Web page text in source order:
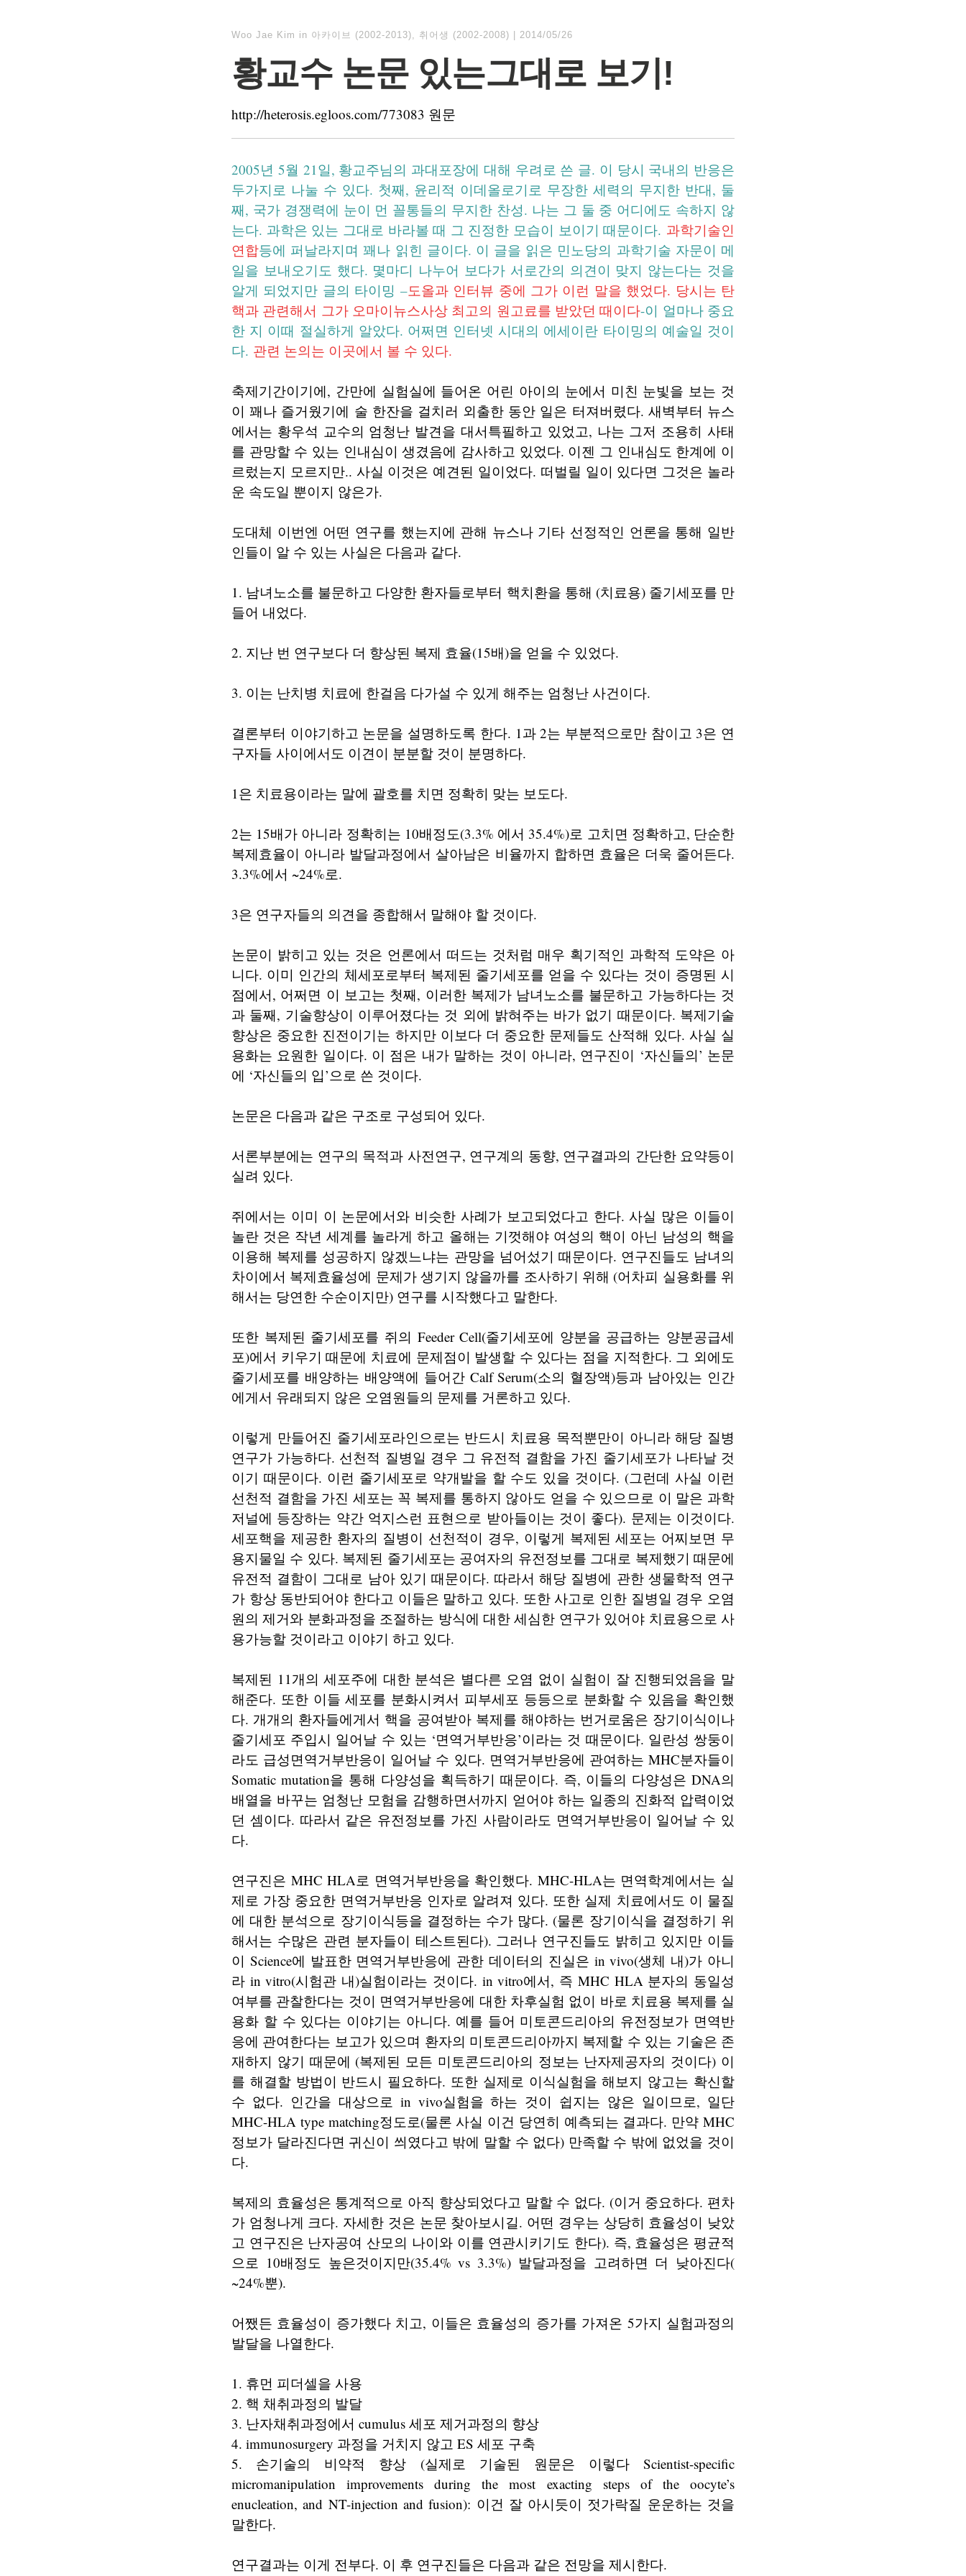
Woo Jae Kim in 아카이브 (2002-2013), 취어생 (2002-2008) 2014/05/26
황교수 논문 있는그대로 보기!
http://heterosis.egloos.com/773083 원문
2005년 5월 21일, 황교주님의 과대포장에 대해 우려로 쓴 글. 이 당시 국내의 반응은
두가지로 나눌 수 있다. 첫째, 윤리적 이데올로기로 무장한 세력의 무지한 반대, 둘
째, 국가 경쟁력에 눈이 먼 꼴통들의 무지한 찬성. 나는 그 둘 중 어디에도 속하지 않
는다. 과학은 있는 그대로 바라볼 때 그 진정한 모습이 보이기 때문이다. 과학기술인
연합등에 퍼날라지며 꽤나 읽힌 글이다. 이 글을 읽은 민노당의 과학기술 자문이 메
일을 보내오기도 했다. 몇마디 나누어 보다가 서로간의 의견이 맞지 않는다는 것을
알게 되었지만 글의 타이밍 –도올과 인터뷰 중에 그가 이런 말을 했었다. 당시는 탄
핵과 관련해서 그가 오마이뉴스사상 최고의 원고료를 받았던 때이다-이 얼마나 중요
한 지 이때 절실하게 알았다. 어쩌면 인터넷 시대의 에세이란 타이밍의 예술일 것이
다. 관련 논의는 이곳에서 볼 수 있다.
축제기간이기에, 간만에 실험실에 들어온 어린 아이의 눈에서 미친 눈빛을 보는 것
이 꽤나 즐거웠기에 술 한잔을 걸치러 외출한 동안 일은 터져버렸다. 새벽부터 뉴스
에서는 황우석 교수의 엄청난 발견을 대서특필하고 있었고, 나는 그저 조용히 사태
를 관망할 수 있는 인내심이 생겼음에 감사하고 있었다. 이젠 그 인내심도 한계에 이
르렀는지 모르지만.. 사실 이것은 예견된 일이었다. 떠벌릴 일이 있다면 그것은 놀라
운 속도일 뿐이지 않은가.
도대체 이번엔 어떤 연구를 했는지에 관해 뉴스나 기타 선정적인 언론을 통해 일반
인들이 알 수 있는 사실은 다음과 같다.
1. 남녀노소를 불문하고 다양한 환자들로부터 핵치환을 통해 (치료용) 줄기세포를 만
들어 내었다.
2. 지난 번 연구보다 더 향상된 복제 효율(15배)을 얻을 수 있었다.
3. 이는 난치병 치료에 한걸음 다가설 수 있게 해주는 엄청난 사건이다.
결론부터 이야기하고 논문을 설명하도록 한다. 1과 2는 부분적으로만 참이고 3은 연
구자들 사이에서도 이견이 분분할 것이 분명하다.
1은 치료용이라는 말에 괄호를 치면 정확히 맞는 보도다.
2는 15배가 아니라 정확히는 10배정도(3.3% 에서 35.4%)로 고치면 정확하고, 단순한
복제효율이 아니라 발달과정에서 살아남은 비율까지 합하면 효율은 더욱 줄어든다.
3.3%에서 ~24%로.
3은 연구자들의 의견을 종합해서 말해야 할 것이다.
논문이 밝히고 있는 것은 언론에서 떠드는 것처럼 매우 획기적인 과학적 도약은 아
니다. 이미 인간의 체세포로부터 복제된 줄기세포를 얻을 수 있다는 것이 증명된 시
점에서, 어쩌면 이 보고는 첫째, 이러한 복제가 남녀노소를 불문하고 가능하다는 것
과 둘째, 기술향상이 이루어졌다는 것 외에 밝혀주는 바가 없기 때문이다. 복제기술
향상은 중요한 진전이기는 하지만 이보다 더 중요한 문제들도 산적해 있다. 사실 실
용화는 요원한 일이다. 이 점은 내가 말하는 것이 아니라, 연구진이 ‘자신들의’ 논문
에 ‘자신들의 입’으로 쓴 것이다.
논문은 다음과 같은 구조로 구성되어 있다.
서론부분에는 연구의 목적과 사전연구, 연구계의 동향, 연구결과의 간단한 요약등이
실려 있다.
쥐에서는 이미 이 논문에서와 비슷한 사례가 보고되었다고 한다. 사실 많은 이들이
놀란 것은 작년 세계를 놀라게 하고 올해는 기껏해야 여성의 핵이 아닌 남성의 핵을
이용해 복제를 성공하지 않겠느냐는 관망을 넘어섰기 때문이다. 연구진들도 남녀의
차이에서 복제효율성에 문제가 생기지 않을까를 조사하기 위해 (어차피 실용화를 위
해서는 당연한 수순이지만) 연구를 시작했다고 말한다.
또한 복제된 줄기세포를 쥐의 Feeder Cell(줄기세포에 양분을 공급하는 양분공급세
포)에서 키우기 때문에 치료에 문제점이 발생할 수 있다는 점을 지적한다. 그 외에도
줄기세포를 배양하는 배양액에 들어간 Calf Serum(소의 혈장액)등과 남아있는 인간
에게서 유래되지 않은 오염원들의 문제를 거론하고 있다.
이렇게 만들어진 줄기세포라인으로는 반드시 치료용 목적뿐만이 아니라 해당 질병
연구가 가능하다. 선천적 질병일 경우 그 유전적 결함을 가진 줄기세포가 나타날 것
이기 때문이다. 이런 줄기세포로 약개발을 할 수도 있을 것이다. (그런데 사실 이런
선천적 결함을 가진 세포는 꼭 복제를 통하지 않아도 얻을 수 있으므로 이 말은 과학
저널에 등장하는 약간 억지스런 표현으로 받아들이는 것이 좋다). 문제는 이것이다.
세포핵을 제공한 환자의 질병이 선천적이 경우, 이렇게 복제된 세포는 어찌보면 무
용지물일 수 있다. 복제된 줄기세포는 공여자의 유전정보를 그대로 복제했기 때문에
유전적 결함이 그대로 남아 있기 때문이다. 따라서 해당 질병에 관한 생물학적 연구
가 항상 동반되어야 한다고 이들은 말하고 있다. 또한 사고로 인한 질병일 경우 오염
원의 제거와 분화과정을 조절하는 방식에 대한 세심한 연구가 있어야 치료용으로 사
용가능할 것이라고 이야기 하고 있다.
복제된 11개의 세포주에 대한 분석은 별다른 오염 없이 실험이 잘 진행되었음을 말
해준다. 또한 이들 세포를 분화시켜서 피부세포 등등으로 분화할 수 있음을 확인했
다. 개개의 환자들에게서 핵을 공여받아 복제를 해야하는 번거로움은 장기이식이나
줄기세포 주입시 일어날 수 있는 ‘면역거부반응’이라는 것 때문이다. 일란성 쌍둥이
라도 급성면역거부반응이 일어날 수 있다. 면역거부반응에 관여하는 MHC분자들이
Somatic mutation을 통해 다양성을 획득하기 때문이다. 즉, 이들의 다양성은 DNA의
배열을 바꾸는 엄청난 모험을 감행하면서까지 얻어야 하는 일종의 진화적 압력이었
던 셈이다. 따라서 같은 유전정보를 가진 사람이라도 면역거부반응이 일어날 수 있
다.
연구진은 MHC HLA로 면역거부반응을 확인했다. MHC-HLA는 면역학계에서는 실
제로 가장 중요한 면역거부반응 인자로 알려져 있다. 또한 실제 치료에서도 이 물질
에 대한 분석으로 장기이식등을 결정하는 수가 많다. (물론 장기이식을 결정하기 위
해서는 수많은 관련 분자들이 테스트된다). 그러나 연구진들도 밝히고 있지만 이들
이 Science에 발표한 면역거부반응에 관한 데이터의 진실은 in vivo(생체 내)가 아니
라 in vitro(시험관 내)실험이라는 것이다. in vitro에서, 즉 MHC HLA 분자의 동일성
여부를 관찰한다는 것이 면역거부반응에 대한 차후실험 없이 바로 치료용 복제를 실
용화 할 수 있다는 이야기는 아니다. 예를 들어 미토콘드리아의 유전정보가 면역반
응에 관여한다는 보고가 있으며 환자의 미토콘드리아까지 복제할 수 있는 기술은 존
재하지 않기 때문에 (복제된 모든 미토콘드리아의 정보는 난자제공자의 것이다) 이
를 해결할 방법이 반드시 필요하다. 또한 실제로 이식실험을 해보지 않고는 확신할
수 없다. 인간을 대상으로 in vivo실험을 하는 것이 쉽지는 않은 일이므로, 일단
MHC-HLA type matching정도로(물론 사실 이건 당연히 예측되는 결과다. 만약 MHC
정보가 달라진다면 귀신이 씌였다고 밖에 말할 수 없다) 만족할 수 밖에 없었을 것이
다.
복제의 효율성은 통계적으로 아직 향상되었다고 말할 수 없다. (이거 중요하다. 편차
가 엄청나게 크다. 자세한 것은 논문 찾아보시길. 어떤 경우는 상당히 효율성이 낮았
고 연구진은 난자공여 산모의 나이와 이를 연관시키기도 한다). 즉, 효율성은 평균적
으로 10배정도 높은것이지만(35.4% vs 3.3%) 발달과정을 고려하면 더 낮아진다(
~24%뿐).
어쨌든 효율성이 증가했다 치고, 이들은 효율성의 증가를 가져온 5가지 실험과정의
발달을 나열한다.
1. 휴먼 피더셀을 사용
2. 핵 채취과정의 발달
3. 난자채취과정에서 cumulus 세포 제거과정의 향상
4. immunosurgery 과정을 거치지 않고 ES 세포 구축
5. 손기술의 비약적 향상 (실제로 기술된 원문은 이렇다 Scientist-specific
micromanipulation improvements during the most exacting steps of the oocyte’s
enucleation, and NT-injection and fusion): 이건 잘 아시듯이 젓가락질 운운하는 것을
말한다.
연구결과는 이게 전부다. 이 후 연구진들은 다음과 같은 전망을 제시한다.